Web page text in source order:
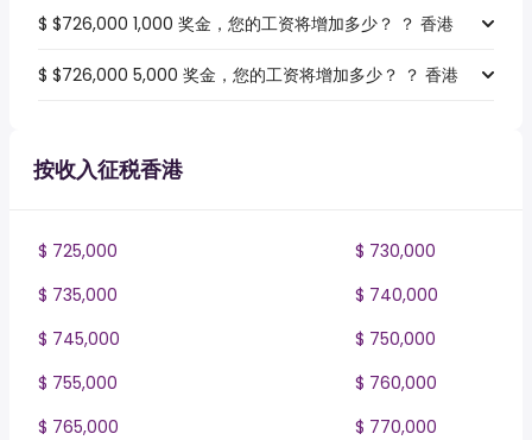
$ $726,000 1,000 奖金，您的工资将增加多少？ ？ 香港
$ $726,000 5,000 奖金，您的工资将增加多少？ ？ 香港
按收入征税香港
$ 725,000
$ 730,000
$ 735,000
$ 740,000
$ 745,000
$ 750,000
$ 755,000
$ 760,000
$ 765,000
$ 770,000